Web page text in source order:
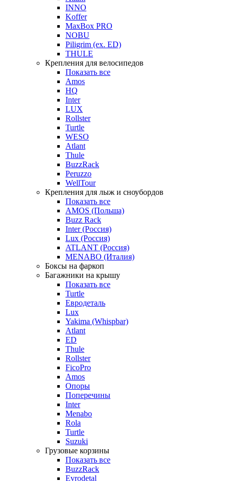
INNO
Koffer
MaxBox PRO
NOBU
Piligrim (ex. ED)
THULE
Крепления для велосипедов
Показать все
Amos
HQ
Inter
LUX
Rollster
Turtle
WESO
Atlant
Thule
BuzzRack
Peruzzo
WellTour
Крепления для лыж и сноубордов
Показать все
AMOS (Польша)
Buzz Rack
Inter (Россия)
Lux (Россия)
ATLANT (Россия)
MENABO (Италия)
Боксы на фаркоп
Багажники на крышу
Показать все
Turtle
Евродеталь
Lux
Yakima (Whispbar)
Atlant
ED
Thule
Rollster
FicoPro
Amos
Опоры
Поперечины
Inter
Menabo
Rola
Turtle
Suzuki
Грузовые корзины
Показать все
BuzzRack
Evrodetal